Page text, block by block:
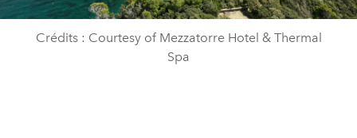
Crédits : Courtesy of Mezzatorre Hotel & Thermal
Spa